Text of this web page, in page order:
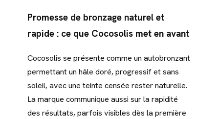
Promesse de bronzage naturel et
rapide : ce que Cocosolis met en avant
Cocosolis se présente comme un autobronzant
permettant un hâle doré, progressif et sans
soleil, avec une teinte censée rester naturelle.
La marque communique aussi sur la rapidité
des résultats, parfois visibles dès la première